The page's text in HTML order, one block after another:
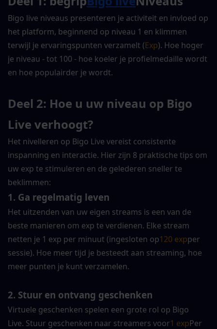
Bigo live niveaus presenteren je activiteit en invloed op
het platform, beginnend op niveau 1 en klimmen
terwijl je ervaringspunten verzamelt (Exp). Hoe hoger
je niveau - tot 100 - hoe koeler je profielmedaille wordt
en hoe populairder je wordt.
Deel 2: Hoe u uw niveau op Bigo
Live verhoogt?
Het nivelleren op Bigo Live vereist consistente
inspanning en interactie. Hier zijn 8 praktische tips om
uw exp te stimuleren en de gelederen sneller te
beklimmen:
1. Ga regelmatig leven
Het uitzenden van uw eigen streams is een van de
beste manieren om exp te verdienen. Elke stream
netten je 1 exp per minuut (ingesloten op120 expper
sessie). Hoe meer tijd je besteedt aan streaming, hoe
meer punten je kunt verzamelen.
2. Stuur en ontvang geschenken
Virtuele geschenken spelen een grote rol op Bigo
Live. Stuur geschenken naar streamers voor1 expPer